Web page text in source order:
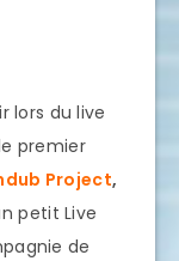
lors du live
premier
Project,
petit Live
de